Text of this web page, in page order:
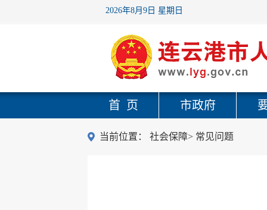
2026年8月9日 星期日
首 页 市政府
当前位置： 社会保障> 常见问题